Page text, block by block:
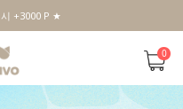
+3000 P ★
0